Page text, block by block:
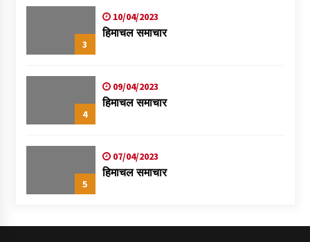
3
10/04/2023
हिमाचल समाचार
4
09/04/2023
हिमाचल समाचार
5
07/04/2023
हिमाचल समाचार